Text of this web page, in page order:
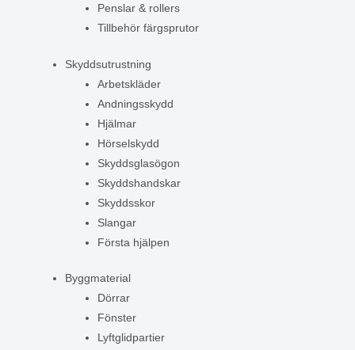
Penslar & rollers
Tillbehör färgsprutor
Skyddsutrustning
Arbetskläder
Andningsskydd
Hjälmar
Hörselskydd
Skyddsglasögon
Skyddshandskar
Skyddsskor
Slangar
Första hjälpen
Byggmaterial
Dörrar
Fönster
Lyftglidpartier